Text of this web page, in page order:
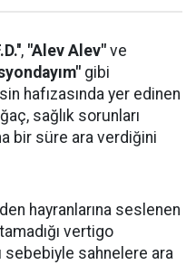
, "Alev Alev" ve
gibi
hafızasında yer edinen
sağlık sorunları
bir süre ara verdiğini
hayranlarına seslenen
vertigo
sebebiyle sahnelere ara